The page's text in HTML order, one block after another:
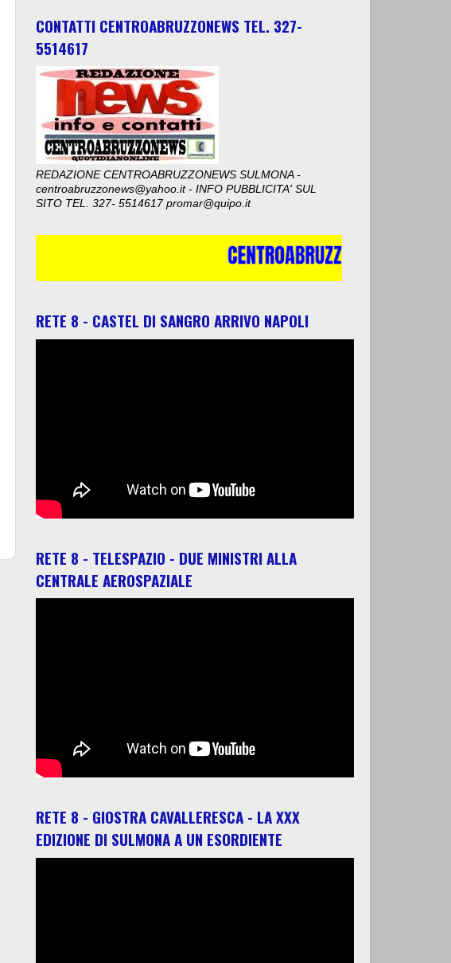
CONTATTI CENTROABRUZZONEWS TEL. 327-
5514617
REDAZIONE CENTROABRUZZONEWS SULMONA -
centroabruzzonews@yahoo.it - INFO PUBBLICITA' SUL
SITO TEL. 327- 5514617 promar@quipo.it
RETE 8 - CASTEL DI SANGRO ARRIVO NAPOLI
RETE 8 - TELESPAZIO - DUE MINISTRI ALLA
CENTRALE AEROSPAZIALE
RETE 8 - GIOSTRA CAVALLERESCA - LA XXX
EDIZIONE DI SULMONA A UN ESORDIENTE